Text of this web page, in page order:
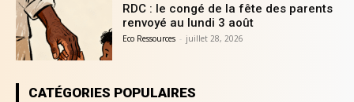
RDC : le congé de la fête des parents
renvoyé au lundi 3 août
Eco Ressources - juillet 28, 2026
CATÉGORIES POPULAIRES